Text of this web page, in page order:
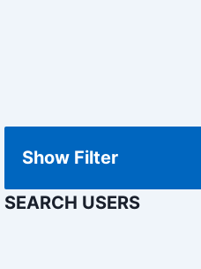
Show Filter
SEARCH USERS